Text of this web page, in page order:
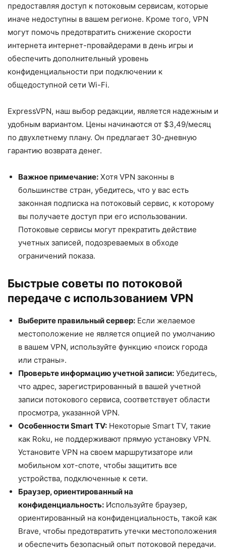
предоставляя доступ к потоковым сервисам, которые
иначе недоступны в вашем регионе. Кроме того, VPN
могут помочь предотвратить снижение скорости
интернета интернет-провайдерами в день игры и
обеспечить дополнительный уровень
конфиденциальности при подключении к
общедоступной сети Wi-Fi.
ExpressVPN, наш выбор редакции, является надежным и
удобным вариантом. Цены начинаются от $3,49/месяц
по двухлетнему плану. Он предлагает 30-дневную
гарантию возврата денег.
Важное примечание: Хотя VPN законны в
большинстве стран, убедитесь, что у вас есть
законная подписка на потоковый сервис, к которому
вы получаете доступ при его использовании.
Потоковые сервисы могут прекратить действие
учетных записей, подозреваемых в обходе
ограничений показа.
Быстрые советы по потоковой
передаче с использованием VPN
Выберите правильный сервер: Если желаемое
местоположение не является опцией по умолчанию
в вашем VPN, используйте функцию «поиск города
или страны».
Проверьте информацию учетной записи: Убедитесь,
что адрес, зарегистрированный в вашей учетной
записи потокового сервиса, соответствует области
просмотра, указанной VPN.
Особенности Smart TV: Некоторые Smart TV, такие
как Roku, не поддерживают прямую установку VPN.
Установите VPN на своем маршрутизаторе или
мобильном хот-споте, чтобы защитить все
устройства, подключенные к сети.
Браузер, ориентированный на
конфиденциальность: Используйте браузер,
ориентированный на конфиденциальность, такой как
Brave, чтобы предотвратить утечки местоположения
и обеспечить безопасный опыт потоковой передачи.